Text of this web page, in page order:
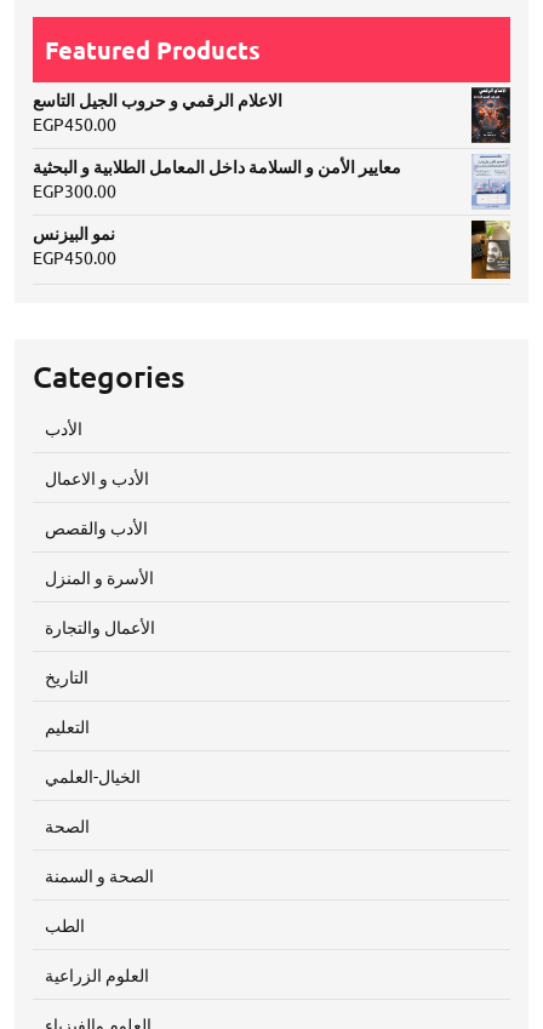
Featured Products
الاعلام الرقمي و حروب الجيل التاسع
EGP450.00
معايير الأمن و السلامة داخل المعامل الطلابية و البحثية
EGP300.00
نمو البيزنس
EGP450.00
Categories
الأدب
الأدب و الاعمال
الأدب والقصص
الأسرة و المنزل
الأعمال والتجارة
التاريخ
التعليم
الخيال-العلمي
الصحة
الصحة و السمنة
الطب
العلوم الزراعية
العلوم والفيزياء